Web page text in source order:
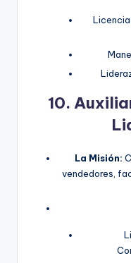
10.
La Misión:
vendedores,